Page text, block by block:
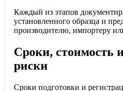
Каждый из этапов
установленного образца и
производителю, импортеру
Сроки, стоимость
риски
Сроки подготовки и